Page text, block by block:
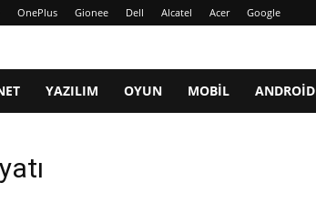
OnePlus Gionee Dell Alcatel Acer Google
YAZILIM OYUN MOBIL ANDROID